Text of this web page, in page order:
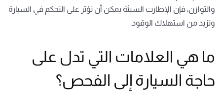
والتوازن، فإن الإطارت السيئة يمكن أن تؤثر على التحكم في السيارة
وتزيد من استهلاك الوقود.
ما هي العلامات التي تدل على
حاجة السيارة إلى الفحص؟